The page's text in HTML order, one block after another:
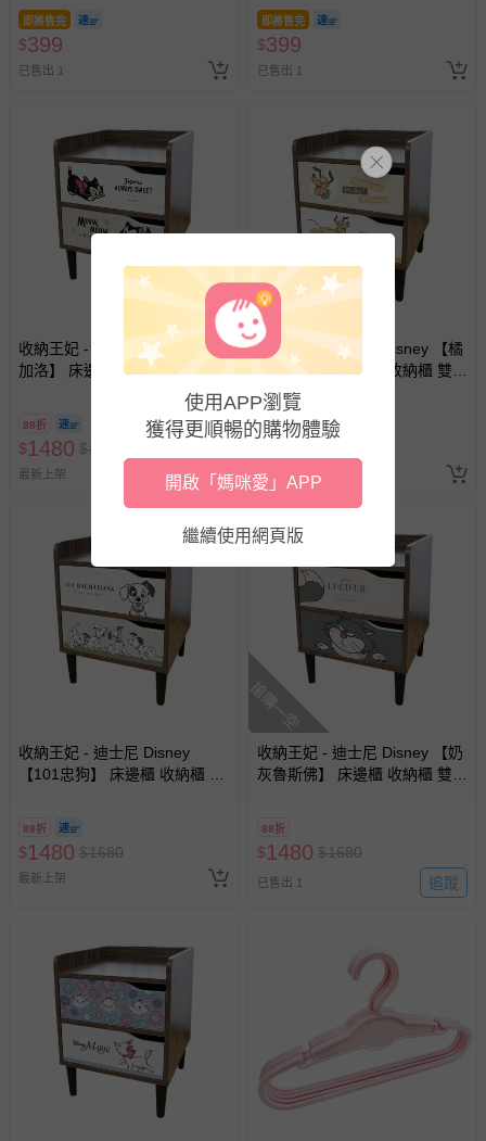
非以有形媒介提供之數位內容或一經提供即為完成之線
上服務，經消費者事先同意始提供（例如線上課程、遊
戲或活動點數等）。
-個人衛生用品（例如尿布、貼身衣物、泳裝、襪子、地
墊、寢具類等）。
-新生兒親膚衣物（嬰幼兒包巾與背巾、包屁衣、學習
褲、紗布衣等）。
-接觸性孕哺產品（奶嘴、奶瓶、擠乳器、哺乳衣、托腹
帶束縛衣、餐搖椅等）。
-其他原廠盒裝商品封口處已貼上「不可拆封」，或具警
示字句等說明貼紙、封條者。
國際航空、客運、訂房等服務。
其他常見問題：
運送服務：目前提供的運送僅限台灣本島。如您位於離島地
區，可能會無法配送，或須依據商品需加收離島運費。廠商
亦保留出貨與否的權利。離島、偏遠地區、樓層親送等加價
費用，可能會另需加收。
商品實際的配達日期，可於訂單個人資料內的查詢訂單內，
已出貨通知之訊息為主。
如您收到商品，請依正常流程檢查是否完好，若商品遇瑕疵
情形，您可申請更換新品或退貨，請見：
退貨的辦理流程
若您對於會員帳號、商品訂購與資訊、購物流程、付款方
式、折價券與購物金的使用、退貨及商品運送方式等有疑
問，你可詳見：媽咪愛客服中心。
預購商品：預購為海外同步代購，遇缺貨即會通知媽咪並協
商品如因「價格、組合」等錯誤原因，導致無法安排出貨，
會主動以簡訊及mail通知訂單取消事宜，並將提供適當補
償。
簧自動向上
即將售完
$399
已售出 1
建彈簧自動向上
即將售完
$399
已售出 1
收納王妃 - 迪士尼 Disney 【費
加洛】 床邊櫃 收納櫃 雙層櫃
88折
$1480 $1680
最新上架
收納王妃 - 迪士尼 Disney 【橘
調布魯托】 床邊櫃 收納櫃 雙層
櫃 床頭櫃
88折
最新上架
收納王妃 - 迪士尼 Disney
【101忠狗】 床邊櫃 收納櫃 雙
88折
$1480 $1680
最新上架
搶購一空
收納王妃 - 迪士尼 Disney 【奶
灰魯斯佛】 床邊櫃 收納櫃 雙層
88折
$1480 $1680
已售出 1 追蹤
使用APP瀏覽
獲得更順暢的購物體驗
開啟「媽咪愛」APP
繼續使用網頁版